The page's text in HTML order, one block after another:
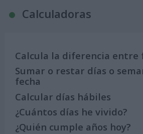
Calculadoras
Calcula la diferencia entre
Sumar o restar días o
fecha
Calcular días hábiles
¿Cuántos días he vivido?
¿Quién cumple años hoy?